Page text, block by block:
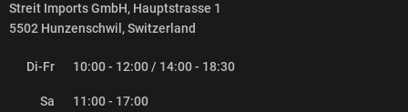
Streit Imports GmbH, Hauptstrasse 1
5502 Hunzenschwil, Switzerland
Di-Fr 10:00 - 12:00 / 14:00 - 18:30
Sa 11:00 - 17:00